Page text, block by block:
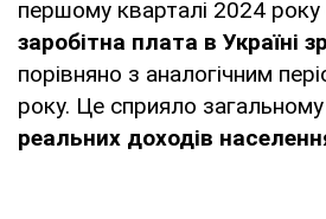
першому кварталі 2024 року
заробітна плата в Україні
порівняно з аналогічним
року. Це сприяло
реальних доходів